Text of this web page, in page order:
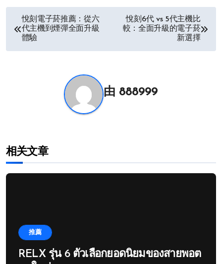
悅刻電子菸推薦：從六
代主機到煙彈全面升級
體驗
悅刻6代 vs 5代主機比
較：全面升級的電子菸
新選擇
由 888999
相关文章
推薦
RELX รุ่น 6 ตัวเลือกยอดนิยมของสายพอต